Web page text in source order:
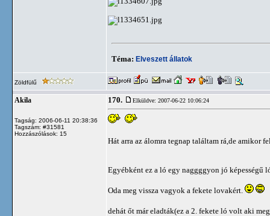
Téma: Elveszett állatok
Zöldfülű
Akila
Tagság: 2006-06-11 20:38:36
Tagszám: #31581
Hozzászólások: 15
170. Elküldve: 2007-06-22 10:06:24
Hát arra az álomra tegnap találtam rá,de amikor
Egyébként ez a ló egy naggggyon jó képességű
Oda meg vissza vagyok a fekete lovakért.
dehát őt már eladták(ez a 2. fekete ló volt aki